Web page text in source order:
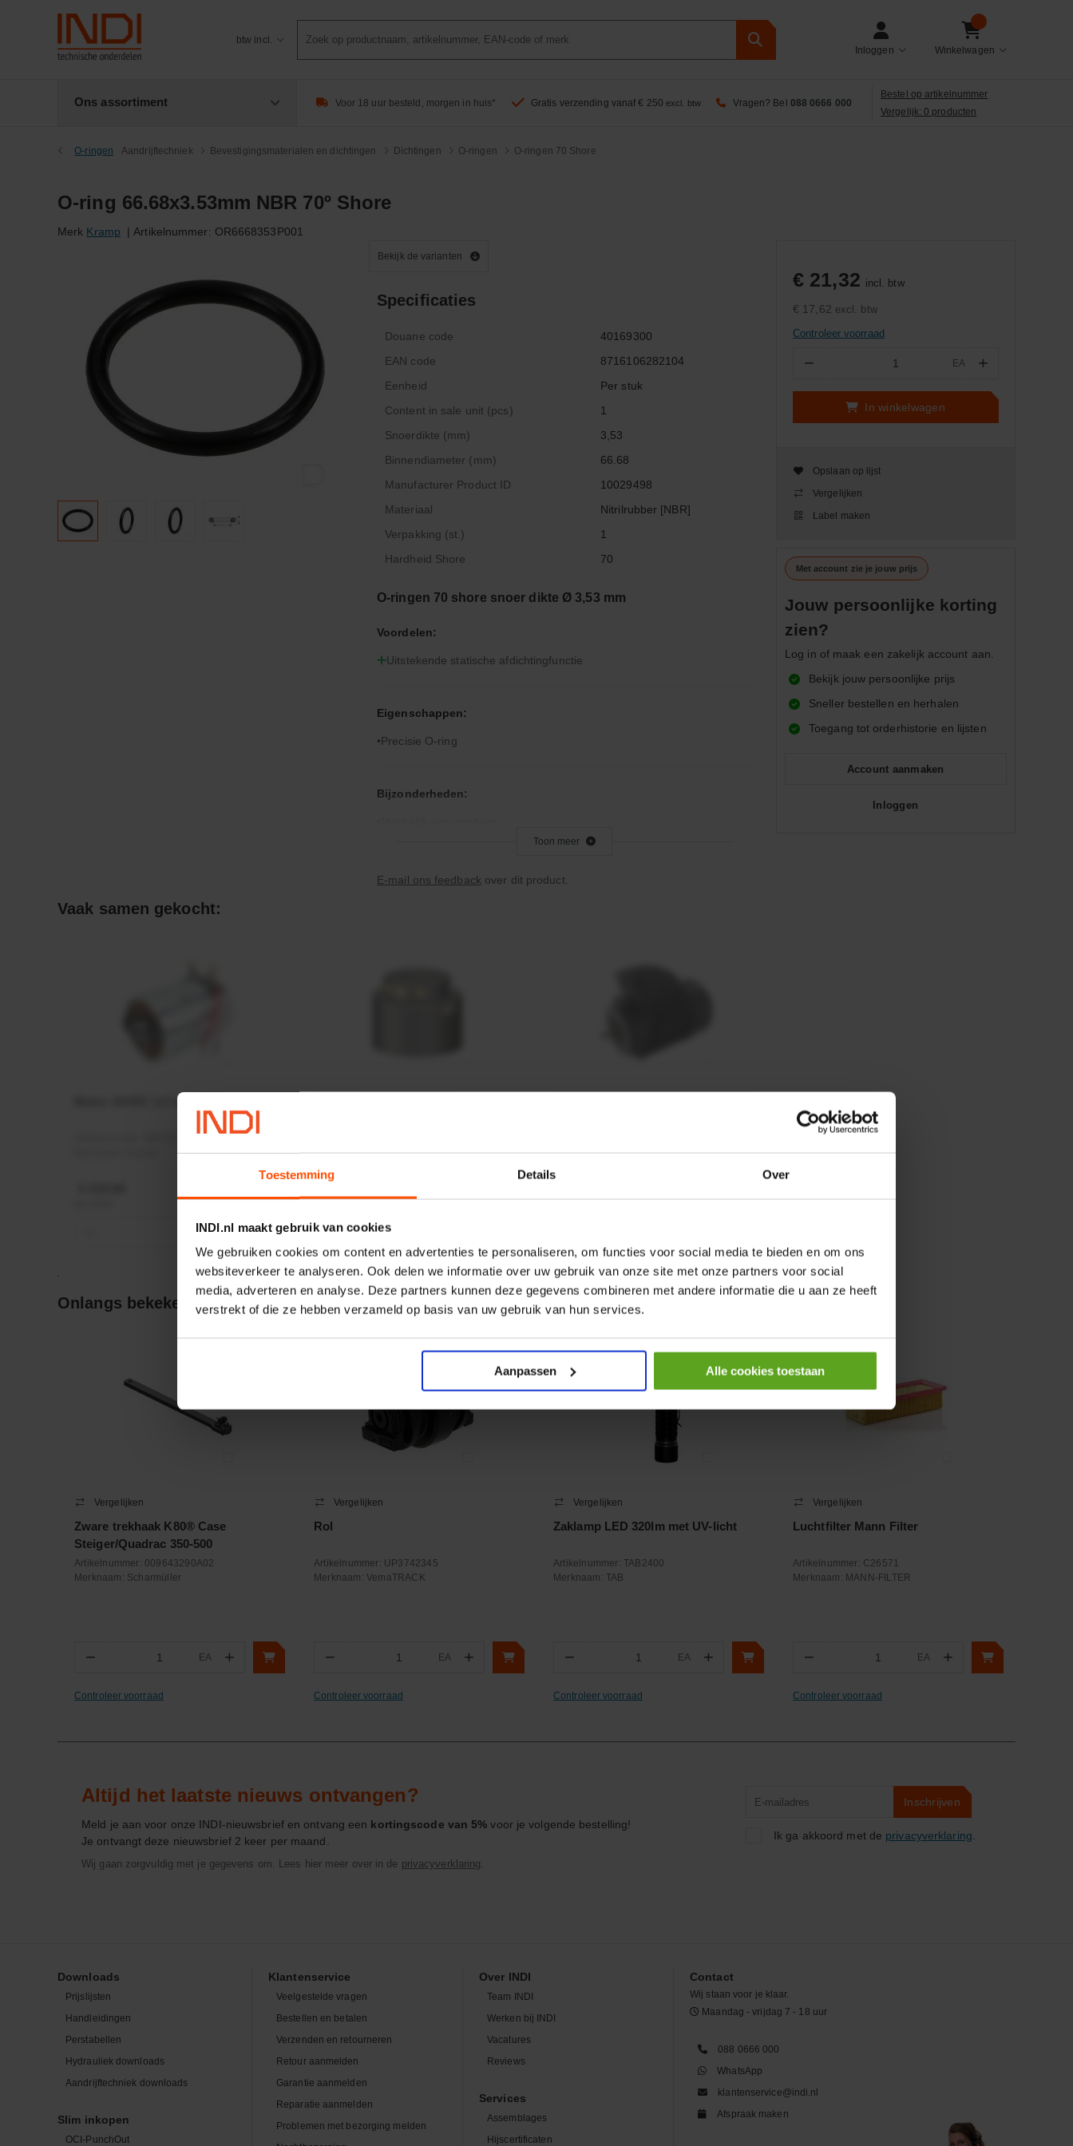
Toestemming Details Over
INDI.nl maakt gebruik van cookies
We gebruiken cookies om content en advertenties te personaliseren, om functies voor social media te bieden en om ons
websiteverkeer te analyseren. Ook delen we informatie over uw gebruik van onze site met onze partners voor social
media, adverteren en analyse. Deze partners kunnen deze gegevens combineren met andere informatie die u aan ze heeft
verstrekt of die ze hebben verzameld op basis van uw gebruik van hun services.
Aanpassen Alle cookies toestaan
btw incl.
zoeken
Inloggen Winkelwagen
Ons assortiment Voor 18 uur besteld, morgen in huis* Gratis verzending vanaf € 250 excl. btw Vragen? Bel 088 0666 000
Bestel op artikelnummer
Vergelijk: 0 producten
O-ringen Aandrijftechniek Bevestigingsmaterialen en dichtingen Dichtingen O-ringen O-ringen 70 Shore
O-ring 66.68x3.53mm NBR 70º Shore
Merk Kramp | Artikelnummer: OR6668353P001
Bekijk de varianten
Specificaties
Douane code
40169300
EAN code
8716106282104
Eenheid
Per stuk
Content in sale unit (pcs)
1
Snoerdikte (mm)
3,53
Binnendiameter (mm)
66.68
Manufacturer Product ID
10029498
Materiaal
Nitrilrubber [NBR]
Verpakking (st.)
1
Hardheid Shore
70
O-ringen 70 shore snoer dikte Ø 3,53 mm
Voordelen:
Uitstekende statische afdichtingfunctie
Eigenschappen:
Precisie O-ring
Bijzonderheden:
Toepassingsgebied:
Toon meer
E-mail ons feedback over dit product.
€ 21,32 incl. btw
€ 17,62 excl. btw
Controleer voorraad
− EA +
In winkelwagen
Opslaan op lijst
Vergelijken
Label maken
Met account zie je jouw prijs
Jouw persoonlijke korting
zien?
Log in of maak een zakelijk account aan.
Bekijk jouw persoonlijke prijs
Sneller bestellen en herhalen
Toegang tot orderhistorie en lijsten
Account aanmaken
Inloggen
Vaak samen gekocht:
Motor 24VDC 2,2 kw + PTC
+
Merknaam:Baltrotors
−
Merknaam:Emmegi
Onlangs bekeken:
Vergelijken
Zware trekhaak K80® Case
Steiger/Quadrac 350-500
Artikelnummer: 009643290A02
Merknaam: Scharmüller
− EA +
Controleer voorraad
Vergelijken
Rol
Artikelnummer: UP3742345
Merknaam: VemaTRACK
− EA +
Controleer voorraad
Vergelijken
Zaklamp LED 320lm met UV-licht
Artikelnummer: TAB2400
Merknaam: TAB
− EA +
Controleer voorraad
Vergelijken
Luchtfilter Mann Filter
Artikelnummer: C26571
Merknaam: MANN-FILTER
− EA +
Controleer voorraad
Altijd het laatste nieuws ontvangen?
Meld je aan voor onze INDI-nieuwsbrief en ontvang een kortingscode van 5% voor je volgende bestelling!
Je ontvangt deze nieuwsbrief 2 keer per maand.
Wij gaan zorgvuldig met je gegevens om. Lees hier meer over in de privacyverklaring.
Inschrijven
Ik ga akkoord met de privacyverklaring
Downloads
Prijslijsten
Handleidingen
Perstabellen
Hydrauliek downloads
Aandrijftechniek downloads
Slim inkopen
OCI-PunchOut
Klantenservice
Veelgestelde vragen
Bestellen en betalen
Verzenden en retourneren
Retour aanmelden
Garantie aanmelden
Reparatie aanmelden
Problemen met bezorging melden
Over INDI
Team INDI
Werken bij INDI
Vacatures
Reviews
Services
Assemblages
Hijscertificaten
Contact
Wij staan voor je klaar.
Maandag - vrijdag 7 - 18 uur
088 0666 000
WhatsApp
klantenservice@indi.nl
Afspraak maken